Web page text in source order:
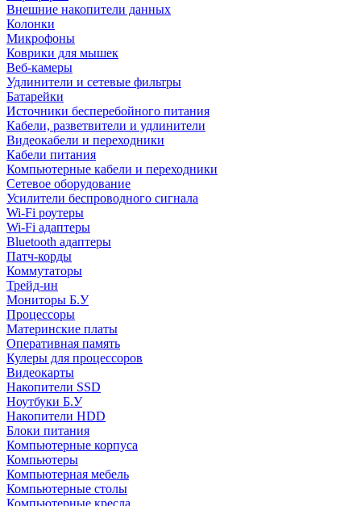
Внешние накопители данных
Колонки
Микрофоны
Коврики для мышек
Веб-камеры
Удлинители и сетевые фильтры
Батарейки
Источники бесперебойного питания
Кабели, разветвители и удлинители
Видеокабели и переходники
Кабели питания
Компьютерные кабели и переходники
Сетевое оборудование
Усилители беспроводного сигнала
Wi-Fi роутеры
Wi-Fi адаптеры
Bluetooth адаптеры
Патч-корды
Коммутаторы
Трейд-ин
Мониторы Б.У
Процессоры
Материнские платы
Оперативная память
Кулеры для процессоров
Видеокарты
Накопители SSD
Ноутбуки Б.У
Накопители HDD
Блоки питания
Компьютерные корпуса
Компьютеры
Компьютерная мебель
Компьютерные столы
Компьютерные кресла